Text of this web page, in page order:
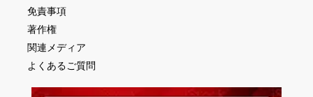
免責事項
著作権
関連メディア
よくあるご質問